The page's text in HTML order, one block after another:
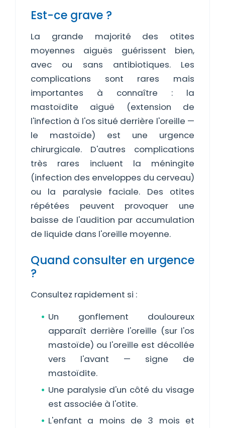
Est-ce grave ?
La grande majorité des otites
moyennes aiguës guérissent bien,
avec ou sans antibiotiques. Les
complications sont rares mais
importantes à connaître : la
mastoïdite aiguë (extension de
l'infection à l'os situé derrière l'oreille —
le mastoïde) est une urgence
chirurgicale. D'autres complications
très rares incluent la méningite
(infection des enveloppes du cerveau)
ou la paralysie faciale. Des otites
répétées peuvent provoquer une
baisse de l'audition par accumulation
de liquide dans l'oreille moyenne.
Quand consulter en urgence
?
Consultez rapidement si :
Un gonflement douloureux
apparaît derrière l'oreille (sur l'os
mastoïde) ou l'oreille est décollée
vers l'avant — signe de
mastoïdite.
Une paralysie d'un côté du visage
est associée à l'otite.
L'enfant a moins de 3 mois et